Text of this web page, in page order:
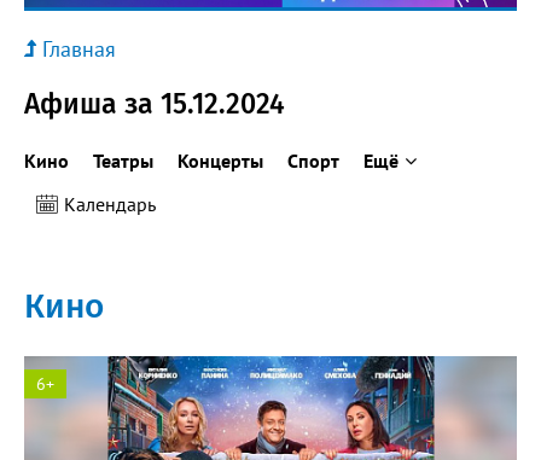
Главная
Афиша за 15.12.2024
Кино Театры Концерты Спорт
Ещё
Календарь
Кино
6+